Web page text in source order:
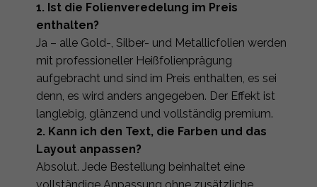
1. Ist die Folienveredelung im Preis
enthalten?
Ja – alle Gold-, Silber- und Metallicfolien werden
mit professioneller Heißfolienprägung
aufgebracht und sind im Preis enthalten, es sei
denn, es wird anders angegeben. Der Effekt ist
langlebig, glänzend und vollständig premium.
2. Kann ich den Text, die Farben und das
Layout anpassen?
Absolut. Jede Bestellung beinhaltet eine